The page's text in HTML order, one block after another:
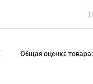
Общая оценка товара: